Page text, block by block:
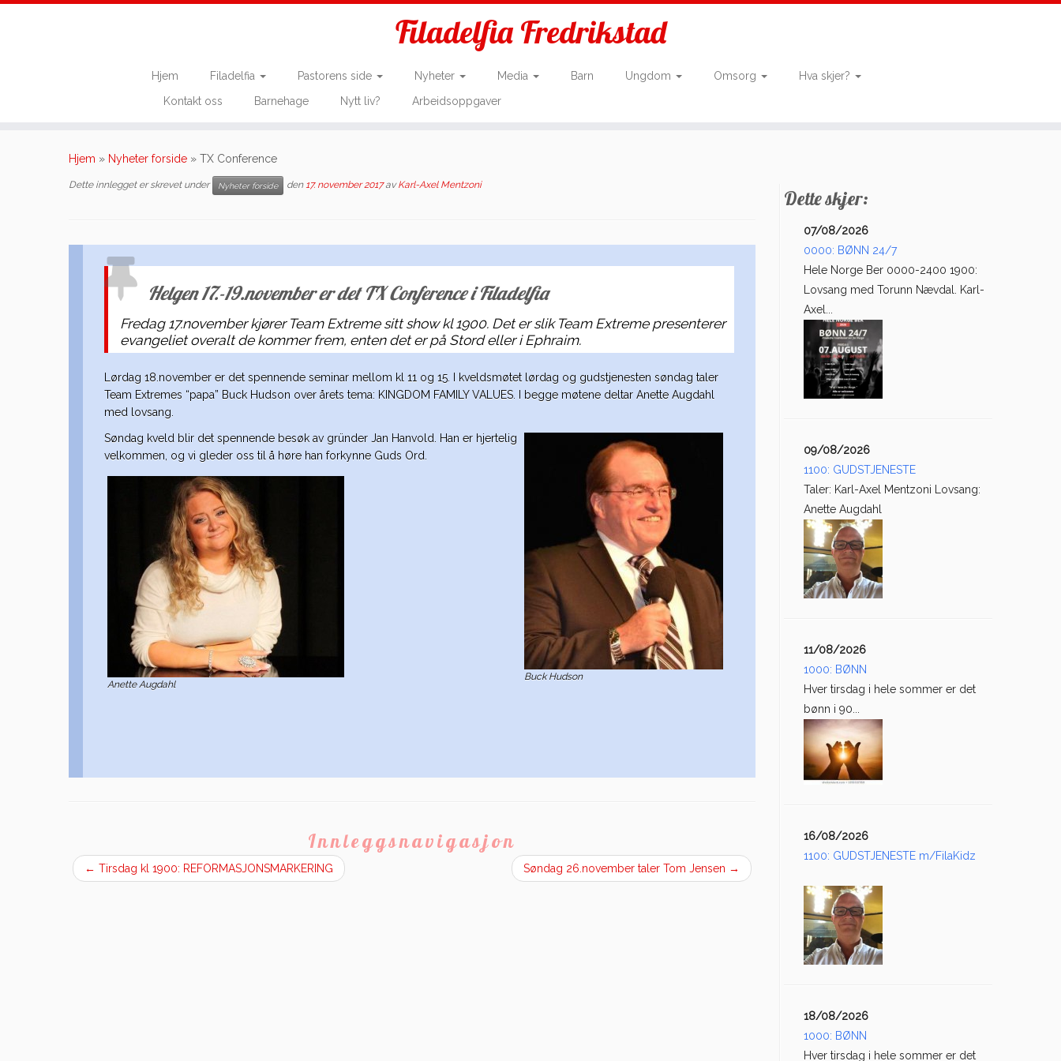
Filadelfia Fredrikstad
Hjem Filadelfia Pastorens side Nyheter Media Barn Ungdom Omsorg
Hva skjer?
Kontakt oss
Barnehage Nytt liv? Arbeidsoppgaver
Hjem » Nyheter forside » TX Conference
Dette innlegget er skrevet under Nyheter forside den 17. november 2017 avKarl-Axel Mentzoni
Helgen 17.-19.november er det TX Conference i Filadelfia
Fredag 17.november kjører Team Extreme sitt show kl 1900. Det er slik Team Extreme presenterer
evangeliet overalt de kommer frem, enten det er på Stord eller i Ephraim.
Lørdag 18.november er det spennende seminar mellom kl 11 og 15. I kveldsmøtet lørdag og gudstjenesten søndag taler
Team Extremes “papa” Buck Hudson over årets tema: KINGDOM FAMILY VALUES. I begge møtene deltar Anette Augdahl
med lovsang.
Buck Hudson
Søndag kveld blir det spennende besøk av gründer Jan Hanvold. Han er hjertelig
velkommen, og vi gleder oss til å høre han forkynne Guds Ord.
Anette Augdahl
Innleggsnavigasjon
← Tirsdag kl 1900: REFORMASJONSMARKERING Søndag 26.november taler Tom Jensen →
Dette skjer:
07/08/2026
0000: BØNN 24/7
Hele Norge Ber 0000-2400 1900:
Lovsang med Torunn Nævdal. Karl-
Axel...
09/08/2026
1100: GUDSTJENESTE
Taler: Karl-Axel Mentzoni Lovsang:
Anette Augdahl
11/08/2026
1000: BØNN
Hver tirsdag i hele sommer er det
bønn i 90...
16/08/2026
1100: GUDSTJENESTE m/FilaKidz
18/08/2026
1000: BØNN
Hver tirsdag i hele sommer er det